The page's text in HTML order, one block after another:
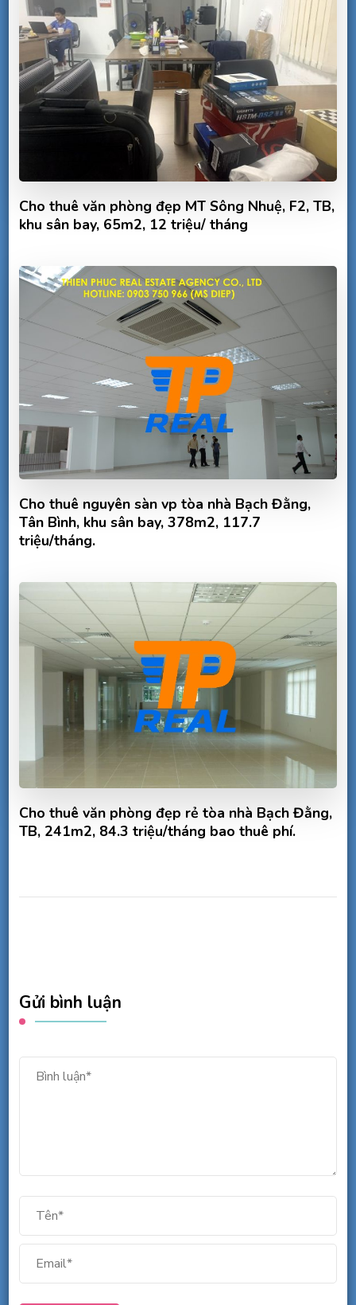
Cho thuê văn phòng đẹp MT Sông Nhuệ, F2, TB,
khu sân bay, 65m2, 12 triệu/ tháng
Cho thuê nguyên sàn vp tòa nhà Bạch Đằng,
Tân Bình, khu sân bay, 378m2, 117.7
triệu/tháng.
Cho thuê văn phòng đẹp rẻ tòa nhà Bạch Đằng,
TB, 241m2, 84.3 triệu/tháng bao thuê phí.
Gửi bình luận